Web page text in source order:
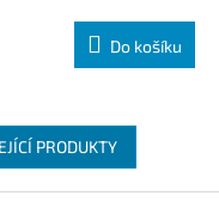
Do košíku
PRODUKTY